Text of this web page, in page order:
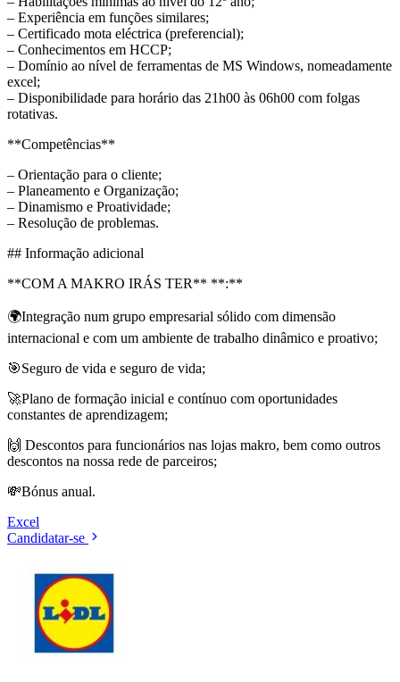
– Experiência em funções similares;
– Certificado mota eléctrica (preferencial);
– Conhecimentos em HCCP;
– Domínio ao nível de ferramentas de MS Windows, nomeadamente
excel;
– Disponibilidade para horário das 21h00 às 06h00 com folgas
rotativas.
**Competências**
– Orientação para o cliente;
– Planeamento e Organização;
– Dinamismo e Proatividade;
– Resolução de problemas.
## Informação adicional
**COM A MAKRO IRÁS TER** **:**
🌍Integração num grupo empresarial sólido com dimensão
internacional e com um ambiente de trabalho dinâmico e proativo;
🎯Seguro de vida e seguro de vida;
🚀Plano de formação inicial e contínuo com oportunidades
constantes de aprendizagem;
🙌 Descontos para funcionários nas lojas makro, bem como outros
descontos na nossa rede de parceiros;
💸Bónus anual.
Excel
Candidatar-se